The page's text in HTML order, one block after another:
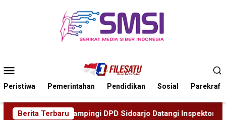
Mobile
Peristiwa Pemerintahan Pendidikan Sosial Parekraf
Berita Terbaru
DPD Sidoarjo Datangi Inspektorat Tindaklanjuti Laporan